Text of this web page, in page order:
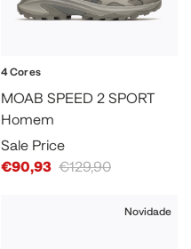
4 Cores
MOAB SPEED 2 SPORT
Homem
Sale Price
€90,93 €129,90
Novidade